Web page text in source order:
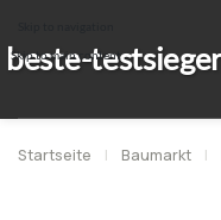
Skip to main content
Startseite | Baumarkt |